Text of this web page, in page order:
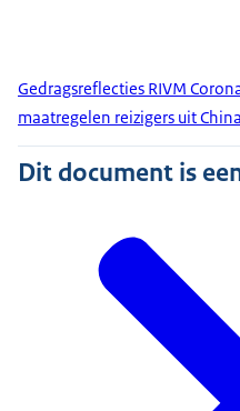
Gedragsreflecties RIVM
maatregelen reizigers uit China
Dit document is